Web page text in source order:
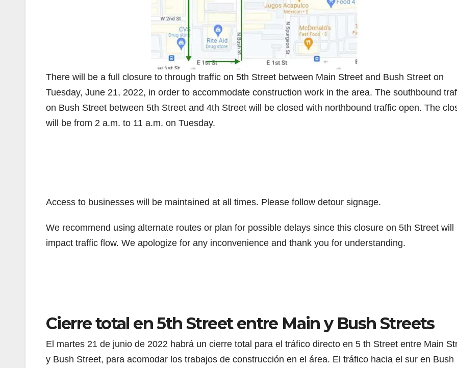
There will be a full closure to through traffic on 5th Street between Main Street and Bush Street on
Tuesday, June 21, 2022, in order to accommodate construction work in the area. The southbound
on Bush Street between 5th Street and 4th Street will be closed with northbound traffic open. The
will be from 2 a.m. to 11 a.m. on Tuesday.
Access to businesses will be maintained at all times. Please follow detour signage.
We recommend using alternate routes or plan for possible delays since this closure on 5th Street will
impact traffic flow. We apologize for any inconvenience and thank you for understanding.
Cierre total en 5th Street entre Main y Bush Streets
El martes 21 de junio de 2022 habrá un cierre total para el tráfico directo en 5 th Street entre Main
y Bush Street, para acomodar los trabajos de construcción en el área. El tráfico hacia el sur en Bush